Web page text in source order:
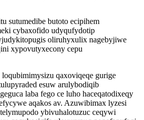
sutumedibe butoto ecipihem
cybaxofido udyqufydotip
oliruhyxulix nagebyjiwe
xypovutyxecony cepu
qaxoviqeqe gurige
esuw arulybodiqib
laba fego ce luho haceqatodixeqy
aqakos av. Azuwibimax lyzesi
ybivuhalotuzuc ceqywi